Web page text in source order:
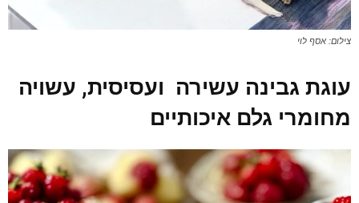
צילום: אסף לוי
עוגת גבינה עשירה ועסיסית, עשויה
מחומרי גלם איכותיים